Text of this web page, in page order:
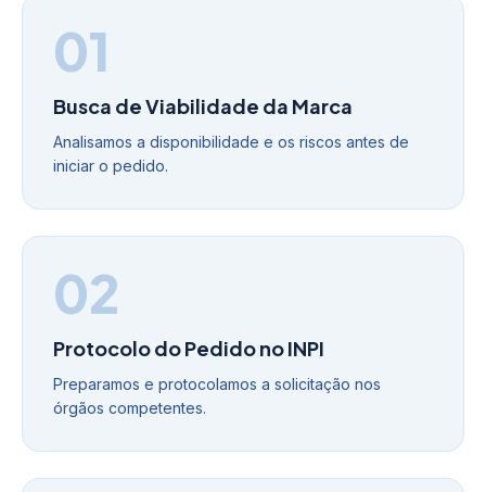
01
Busca de Viabilidade da Marca
Analisamos a disponibilidade e os riscos antes de
iniciar o pedido.
02
Protocolo do Pedido no INPI
Preparamos e protocolamos a solicitação nos
órgãos competentes.